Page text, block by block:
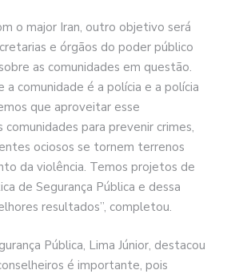
o major Iran, outro objetivo será
e órgãos do poder público
as comunidades em questão.
a comunidade é a polícia e a polícia
que aproveitar esse
para prevenir crimes,
ociosos se tornem terrenos
da violência. Temos projetos de
de Segurança Pública e dessa
resultados”, completou.
Pública, Lima Júnior, destacou
é importante, pois